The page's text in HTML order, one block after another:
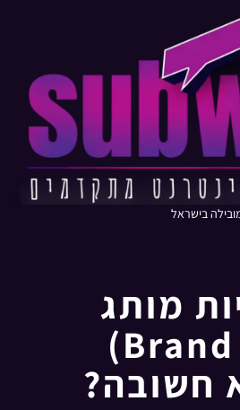
בישראל
מותג
(Brand Equity)
חשובה?